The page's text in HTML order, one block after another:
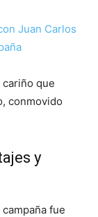
Juan Carlos
que
conmovido
y
fue